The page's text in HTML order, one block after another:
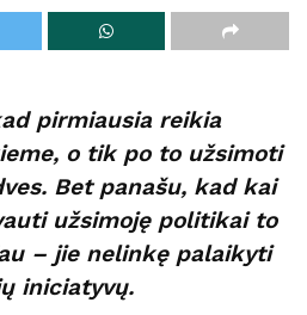
pirmiausia reikia
o tik po to užsimoti
Bet panašu, kad kai
užsimoję politikai to
– jie nelinkę palaikyti
iniciatyvų.